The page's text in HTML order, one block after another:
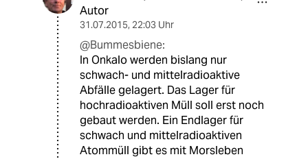
Autor
31.07.2015, 22:03 Uhr
@Bummesbiene:
In Onkalo werden bislang nur
schwach- und mittelradioaktive
Abfälle gelagert. Das Lager für
hochradioaktiven Müll soll erst noch
gebaut werden. Ein Endlager für
schwach und mittelradioaktiven
Atommüll gibt es mit Morsleben